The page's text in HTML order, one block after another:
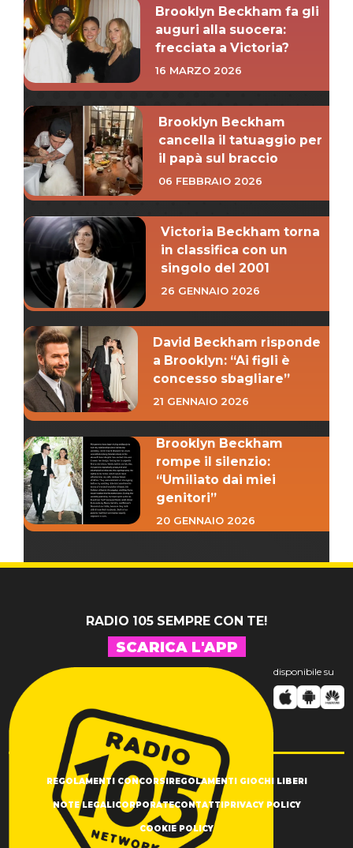
Brooklyn Beckham fa gli
auguri alla suocera:
frecciata a Victoria?
16 MARZO 2026
Brooklyn Beckham
cancella il tatuaggio per
il papà sul braccio
06 FEBBRAIO 2026
Victoria Beckham torna
in classifica con un
singolo del 2001
26 GENNAIO 2026
David Beckham risponde
a Brooklyn: “Ai figli è
concesso sbagliare”
21 GENNAIO 2026
Brooklyn Beckham
rompe il silenzio:
“Umiliato dai miei
genitori”
20 GENNAIO 2026
RADIO 105 SEMPRE CON TE!
SCARICA L'APP
disponibile su
REGOLAMENTI CONCORSIREGOLAMENTI GIOCHI LIBERI
NOTE LEGALICORPORATECONTATTIPRIVACY POLICY
COOKIE POLICY